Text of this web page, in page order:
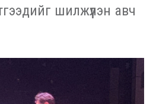
шилжүүлэн авч